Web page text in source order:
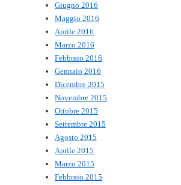
Giugno 2016
Maggio 2016
Aprile 2016
Marzo 2016
Febbraio 2016
Gennaio 2016
Dicembre 2015
Novembre 2015
Ottobre 2015
Settembre 2015
Agosto 2015
Aprile 2015
Marzo 2015
Febbraio 2015